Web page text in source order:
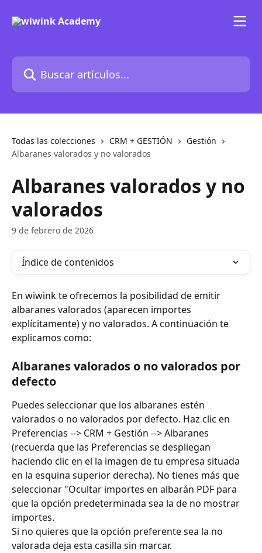
Buscar artículos...
Todas las colecciones CRM + GESTIÓN
Gestión
Albaranes valorados y no valorados
Albaranes valorados y no
valorados
9 de febrero de 2026
Índice de contenidos
En wiwink te ofrecemos la posibilidad de emitir
albaranes valorados (aparecen importes
explícitamente) y no valorados. A continuación te
explicamos como:
Albaranes valorados o no valorados por
defecto
Puedes seleccionar que los albaranes estén
valorados o no valorados por defecto. Haz clic en
Preferencias --> CRM + Gestión --> Albaranes
(recuerda que las Preferencias se despliegan
haciendo clic en el la imagen de tu empresa situada
en la esquina superior derecha). No tienes más que
seleccionar "Ocultar importes en albarán PDF para
que la opción predeterminada sea la de no mostrar
importes.
Si no quieres que la opción preferente sea la no
valorada deja esta casilla sin marcar.